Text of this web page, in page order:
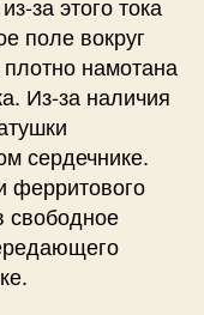
за этого тока
поле вокруг
намотана
Из-за наличия
сердечнике.
ферритового
свободное